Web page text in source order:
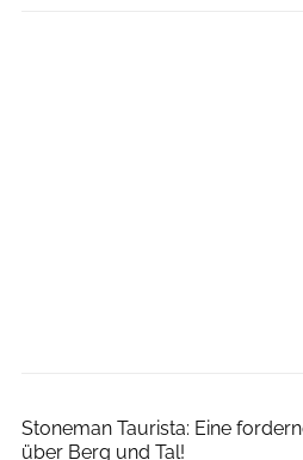
Stoneman Taurista: Eine
über Berg und Tal!